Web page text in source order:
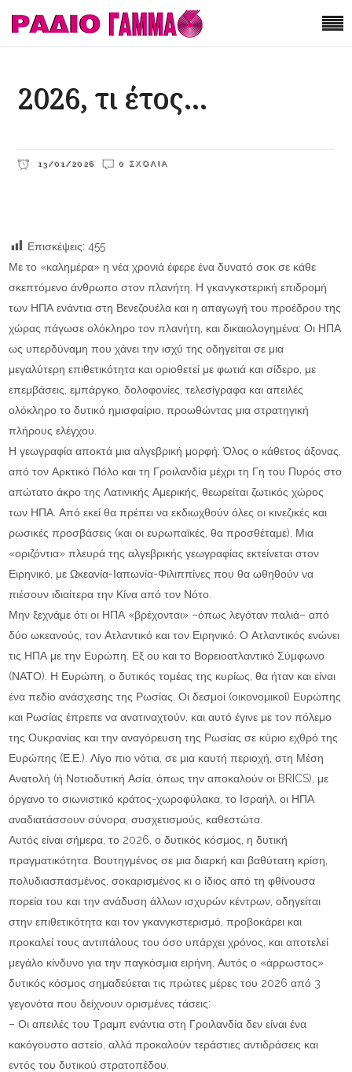
2026, τι έτος…
13/01/2026 0 ΣΧΌΛΙΑ
Επισκέψεις: 455
Με το «καλημέρα» η νέα χρονιά έφερε ένα δυνατό σοκ σε κάθε
σκεπτόμενο άνθρωπο στον πλανήτη. Η γκανγκστερική επιδρομή
των ΗΠΑ ενάντια στη Βενεζουέλα και η απαγωγή του προέδρου της
χώρας πάγωσε ολόκληρο τον πλανήτη, και δικαιολογημένα: Οι ΗΠΑ
ως υπερδύναμη που χάνει την ισχύ της οδηγείται σε μια
μεγαλύτερη επιθετικότητα και οριοθετεί με φωτιά και σίδερο, με
επεμβάσεις, εμπάργκο, δολοφονίες, τελεσίγραφα και απειλές
ολόκληρο το δυτικό ημισφαίριο, προωθώντας μια στρατηγική
πλήρους ελέγχου.
Η γεωγραφία αποκτά μια αλγεβρική μορφή: Όλος ο κάθετος άξονας,
από τον Αρκτικό Πόλο και τη Γροιλανδία μέχρι τη Γη του Πυρός στο
απώτατο άκρο της Λατινικής Αμερικής, θεωρείται ζωτικός χώρος
των ΗΠΑ. Από εκεί θα πρέπει να εκδιωχθούν όλες οι κινεζικές και
ρωσικές προσβάσεις (και οι ευρωπαϊκές, θα προσθέταμε). Μια
«οριζόντια» πλευρά της αλγεβρικής γεωγραφίας εκτείνεται στον
Ειρηνικό, με Ωκεανία-Ιαπωνία-Φιλιππίνες που θα ωθηθούν να
πιέσουν ιδιαίτερα την Κίνα από τον Νότο.
Μην ξεχνάμε ότι οι ΗΠΑ «βρέχονται» –όπως λεγόταν παλιά– από
δύο ωκεανούς, τον Ατλαντικό και τον Ειρηνικό. Ο Ατλαντικός ενώνει
τις ΗΠΑ με την Ευρώπη. Εξ ου και το Βορειοατλαντικό Σύμφωνο
(ΝΑΤΟ). Η Ευρώπη, ο δυτικός τομέας της κυρίως, θα ήταν και είναι
ένα πεδίο ανάσχεσης της Ρωσίας. Οι δεσμοί (οικονομικοί) Ευρώπης
και Ρωσίας έπρεπε να ανατιναχτούν, και αυτό έγινε με τον πόλεμο
της Ουκρανίας και την αναγόρευση της Ρωσίας σε κύριο εχθρό της
Ευρώπης (Ε.Ε.). Λίγο πιο νότια, σε μια καυτή περιοχή, στη Μέση
Ανατολή (ή Νοτιοδυτική Ασία, όπως την αποκαλούν οι BRICS), με
όργανο το σιωνιστικό κράτος-χωροφύλακα, το Ισραήλ, οι ΗΠΑ
αναδιατάσσουν σύνορα, συσχετισμούς, καθεστώτα.
Αυτός είναι σήμερα, το 2026, ο δυτικός κόσμος, η δυτική
πραγματικότητα. Βουτηγμένος σε μια διαρκή και βαθύτατη κρίση,
πολυδιασπασμένος, σοκαρισμένος κι ο ίδιος από τη φθίνουσα
πορεία του και την ανάδυση άλλων ισχυρών κέντρων, οδηγείται
στην επιθετικότητα και τον γκανγκστερισμό, προβοκάρει και
προκαλεί τους αντιπάλους του όσο υπάρχει χρόνος, και αποτελεί
μεγάλο κίνδυνο για την παγκόσμια ειρήνη. Αυτός ο «άρρωστος»
δυτικός κόσμος σημαδεύεται τις πρώτες μέρες του 2026 από 3
γεγονότα που δείχνουν ορισμένες τάσεις:
– Οι απειλές του Τραμπ ενάντια στη Γροιλανδία δεν είναι ένα
κακόγουστο αστείο, αλλά προκαλούν τεράστιες αντιδράσεις και
εντός του δυτικού στρατοπέδου.